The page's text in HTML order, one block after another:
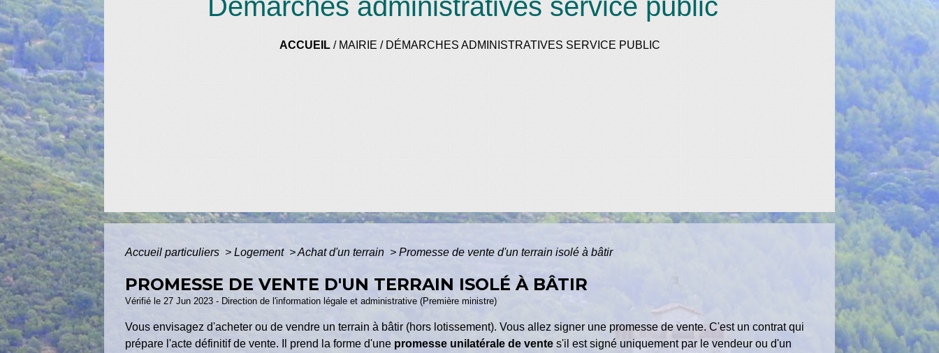
Démarches administratives service public
ACCUEIL/ MAIRIE / DÉMARCHES ADMINISTRATIVES SERVICE PUBLIC
Accueil particuliers > Logement > Achat d'un terrain > Promesse de vente d'un terrain isolé à bâtir
PROMESSE DE VENTE D'UN TERRAIN ISOLÉ À BÂTIR
Vérifié le 27 Jun 2023 - Direction de l'information légale et administrative (Première ministre)
Vous envisagez d'acheter ou de vendre un terrain à bâtir (hors lotissement). Vous allez signer une promesse de vente. C'est un contrat qui
prépare l'acte définitif de vente. Il prend la forme d'une promesse unilatérale de vente s'il est signé uniquement par le vendeur ou d'un